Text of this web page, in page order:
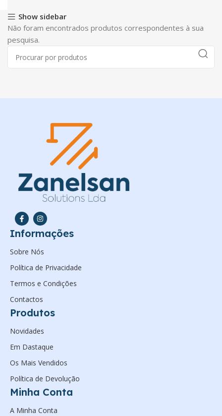
Show sidebar
Não foram encontrados produtos correspondentes à sua
pesquisa.
Informações
Sobre Nós
Política de Privacidade
Termos e Condições
Contactos
Produtos
Novidades
Em Dastaque
Os Mais Vendidos
Política de Devolução
Minha Conta
A Minha Conta